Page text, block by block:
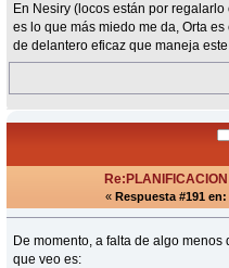
En Nesiry (locos están por
es lo que más miedo me da, Orta
de delantero eficaz que maneja
« Respuesta #191 en:
De momento, a falta de algo
que veo es: